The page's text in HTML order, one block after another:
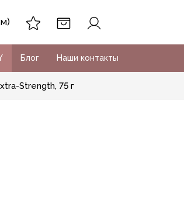
Блог Наши контакты
Strength, 75 г